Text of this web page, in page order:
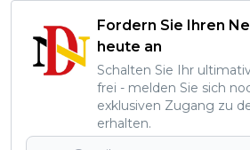
Fordern Sie Ihren
heute an
Schalten Sie Ihr
frei - melden Sie sich
exklusiven Zugang zu
erhalten.